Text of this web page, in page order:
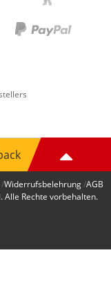
Widerrufsbelehrung AGB
. Alle Rechte vorbehalten.